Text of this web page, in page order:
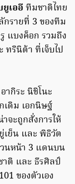
เออี ทีมชาติไทย
กรายที่ 3 ของทีม
แบงค็อก รวมถึง
ทรินิต้า ที่เจ็บไป
ากิระ นิชิโนะ
ดิม เอกนิษฐ์
จะถูกสั่งการให้
เย็น และ พิธิวัต
นหน้า 3 แดนบน
าติ และ ธีรศิลป์
ของตัวเอง